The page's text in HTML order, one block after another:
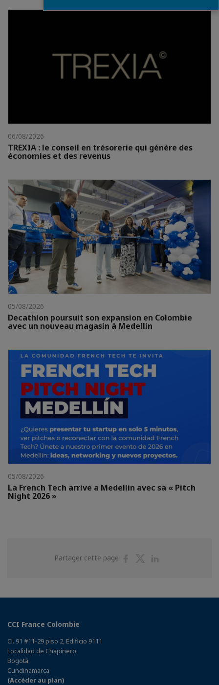
06/08/2026
TREXIA : le conseil en trésorerie qui génère des
économies et des revenus
05/08/2026
Decathlon poursuit son expansion en Colombie
avec un nouveau magasin à Medellin
05/08/2026
La French Tech arrive a Medellin avec sa « Pitch
Night 2026 »
Partager cette page
PartagerPartager
CCI France Colombie
Cl. 91 #11-29 piso 2, Edificio 9111
Localidad de Chapinero
Bogotá
Cundinamarca
(Accéder au plan)